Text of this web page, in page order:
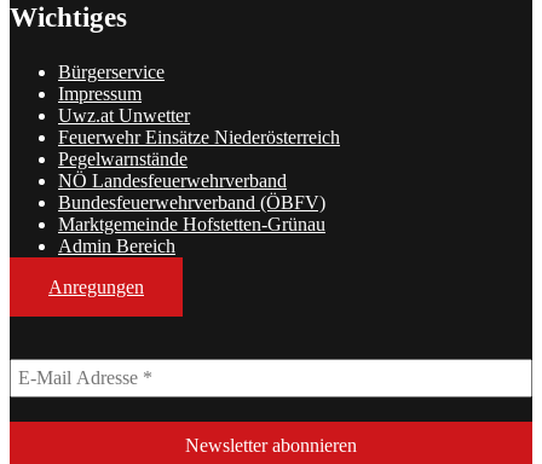
Wichtiges
Bürgerservice
Impressum
Uwz.at Unwetter
Feuerwehr Einsätze Niederösterreich
Pegelwarnstände
NÖ Landesfeuerwehrverband
Bundesfeuerwehrverband (ÖBFV)
Marktgemeinde Hofstetten-Grünau
Admin Bereich
Anregungen